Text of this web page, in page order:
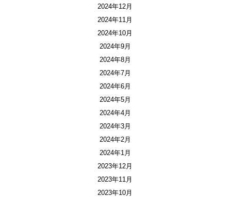
2024年12月
2024年11月
2024年10月
2024年9月
2024年8月
2024年7月
2024年6月
2024年5月
2024年4月
2024年3月
2024年2月
2024年1月
2023年12月
2023年11月
2023年10月